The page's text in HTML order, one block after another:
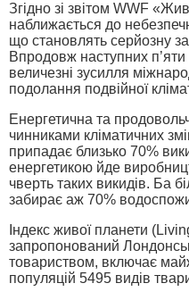
Згідно зі звітом WWF
наближається до
що становлять серйозну
Впродовж наступних п’яти
величезні зусилля
подолання подвійної
Енергетична та
чинниками кліматичних
припадає близько 70%
енергетикою йде
чверть таких викидів. Ба
забирає аж 70%
Індекс живої планети
запропонований
товариством, включає
популяцій 5495 видів